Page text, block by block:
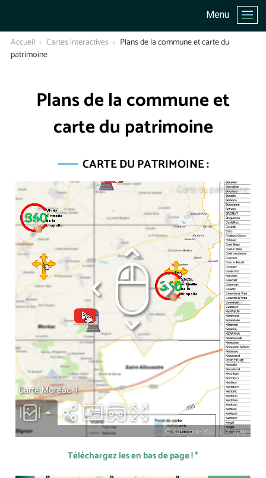
Menu
Accueil Cartes interactives
Plans de la commune et carte du
patrimoine
Plans de la commune et
carte du patrimoine
CARTE DU PATRIMOINE :
Téléchargez les en bas de page ! *